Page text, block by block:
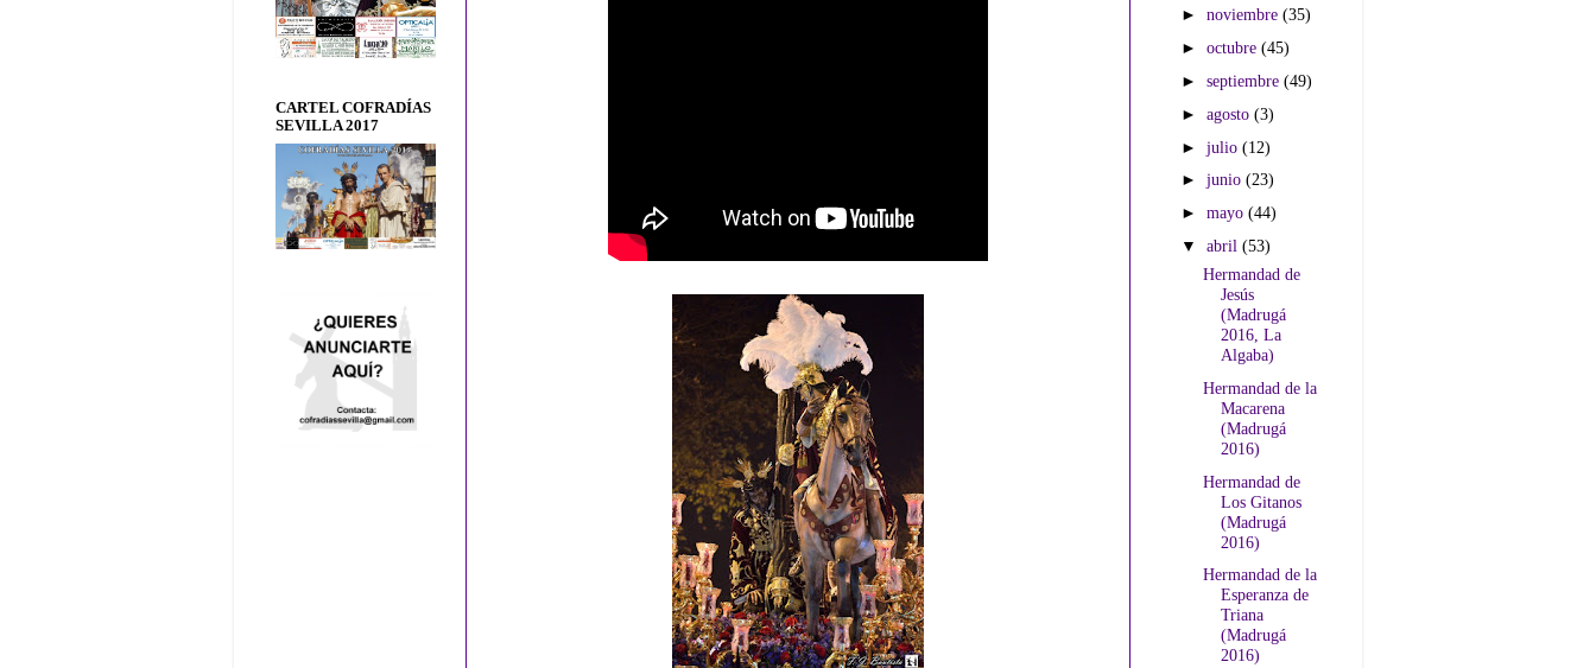
CARTEL COFRADÍAS
SEVILLA 2017
►noviembre(35)
►octubre(45)
►septiembre(49)
►agosto(3)
►julio(12)
►junio(23)
►mayo(44)
▼abril(53)
Hermandad de
Jesús
(Madrugá
2016, La
Algaba)
Hermandad de la
Macarena
(Madrugá
2016)
Hermandad de
Los Gitanos
(Madrugá
2016)
Hermandad de la
Esperanza de
Triana
(Madrugá
2016)